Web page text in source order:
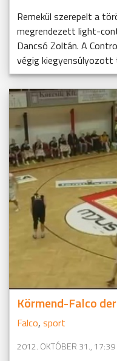
Remekül szerepelt a
megrendezett light-
Dancsó Zoltán. A
végig
Körmend-Falco
Falco, sport
2012. OKTÓBER 31., 17:39